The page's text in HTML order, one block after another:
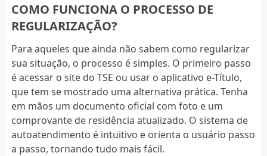
COMO FUNCIONA O PROCESSO DE
REGULARIZAÇÃO?
Para aqueles que ainda não sabem como regularizar
sua situação, o processo é simples. O primeiro passo
é acessar o site do TSE ou usar o aplicativo e-Título,
que tem se mostrado uma alternativa prática. Tenha
em mãos um documento oficial com foto e um
comprovante de residência atualizado. O sistema de
autoatendimento é intuitivo e orienta o usuário passo
a passo, tornando tudo mais fácil.